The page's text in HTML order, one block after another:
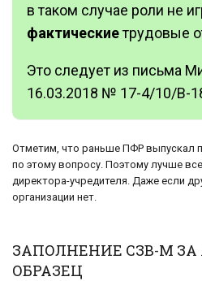
в таком случае роли не
фактическиетрудовые
Это следует из письма
16.03.2018 № 17-4/10/В-
Отметим, что раньше ПФР выпускал
по этому вопросу. Поэтому лучше
директора-учредителя. Даже если
организации нет.
ЗАПОЛНЕНИЕ СЗВ-М ЗА
ОБРАЗЕЦ